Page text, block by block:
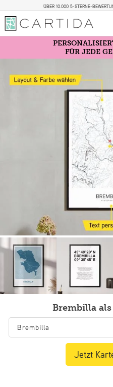
ÜBER 10.000 5-STERNE-
FÜR JEDE
Brembilla
Jetzt